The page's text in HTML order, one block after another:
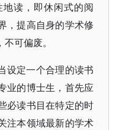
读，即休闲式的阅
，提高自身的学术修
可偏废。
设定一个合理的读书
业的博士生，首先应
必读书目在特定的时
注本领域最新的学术